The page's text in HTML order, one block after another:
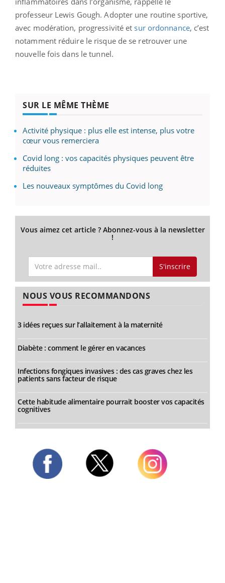
professeur Lewis Gough. Adopter une routine sportive,
avec modération, progressivité etsur ordonnance, c’est
notamment réduire le risque de se retrouver une
nouvelle fois dans le tunnel.
SUR LE MÊME THÈME
Activité physique : plus elle est intense, plus votre
cœur vous remerciera
Covid long : vos capacités physiques peuvent être
réduites
Les nouveaux symptômes du Covid long
Vous aimez cet article ? Abonnez-vous à la newsletter
!
S'inscrire
NOUS VOUS RECOMMANDONS
3 idées reçues sur l’allaitement à la maternité
Diabète : comment le gérer en vacances
Infections fongiques invasives : des cas graves chez les
patients sans facteur de risque
Cette habitude alimentaire pourrait booster vos capacités
cognitives